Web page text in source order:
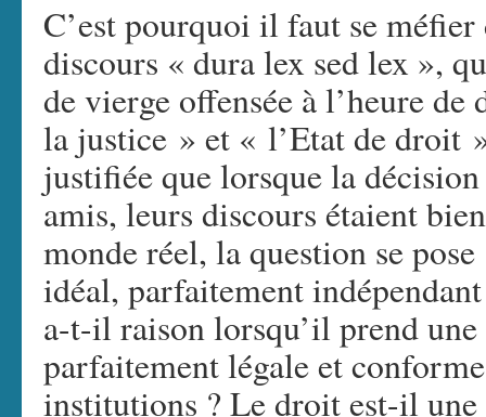
C’est pourquoi il faut se
discours « dura lex sed lex »,
de vierge offensée à l’heure
la justice » et « l’Etat de droit
justifiée que lorsque la
amis, leurs discours étaient
monde réel, la question se
idéal, parfaitement
a-t-il raison lorsqu’il prend
parfaitement légale et
institutions ? Le droit est-il une